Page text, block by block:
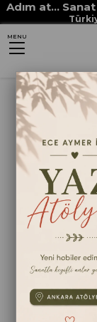
Adım at...
MENU
Anasayfa
RİCH PİRİNÇ DEKUPAJ